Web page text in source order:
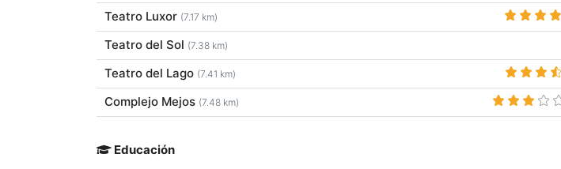
Teatro Luxor (7.17 km)
Teatro del Sol (7.38 km)
Teatro del Lago (7.41 km)
Complejo Mejos (7.48 km)
Educación